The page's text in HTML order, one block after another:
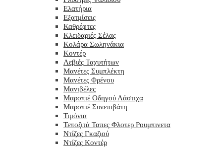
Ελατήρια
Εξατμίσεις
Καθρέφτες
Κλειδαριές Σέλας
Κολάρα Σωληνάκια
Κοντέρ
Λεβιές Ταχυτήτων
Μανέτες Συμπλέκτη
Μανέτες Φρένου
Μανιβέλες
Μαρσπιέ Οδηγού Λάστιχα
Μαρσπιέ Συνεπιβάτη
Τιμόνια
Τεποζιτά Ταπες Φλοτερ Ρουμπινετα
Ντίζες Γκαζιού
Ντίζες Κοντέρ